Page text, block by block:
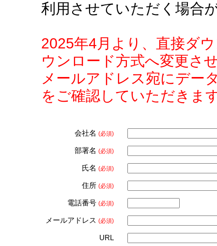
利用させていただく場合
2025年4月より、直接ダ
ウンロード方式へ変更さ
メールアドレス宛にデー
をご確認していただきま
会社名 (必須)
部署名 (必須)
氏名 (必須)
住所 (必須)
電話番号 (必須)
メールアドレス (必須)
URL